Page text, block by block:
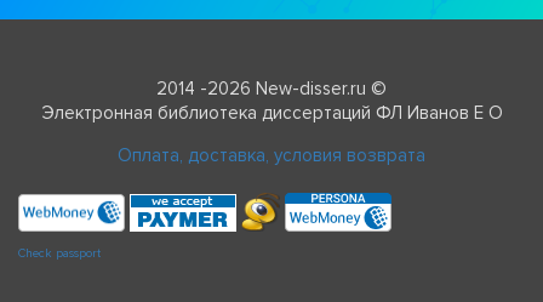
2014 -2026 New-disser.ru ©
Электронная библиотека диссертаций ФЛ Иванов Е О
Оплата, доставка, условия возврата
Check passport